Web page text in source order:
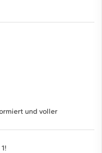
und voller